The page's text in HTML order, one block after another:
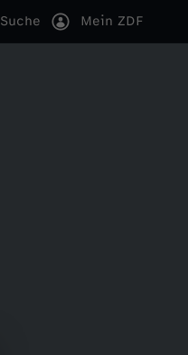
Suche Mein ZDF